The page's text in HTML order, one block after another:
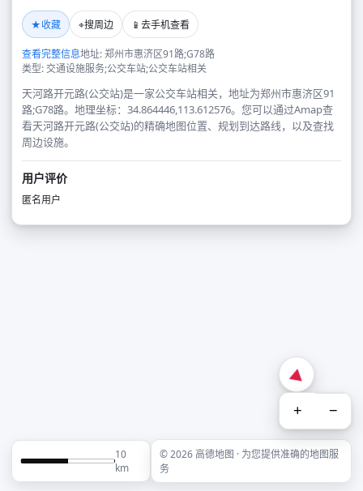
★收藏 ⌖搜周边 📱 去手机查看
查看完整信息地址: 郑州市惠济区91路;G78路
类型: 交通设施服务;公交车站;公交车站相关
天河路开元路(公交站)是一家公交车站相关，地址为郑州市惠济区91
路;G78路。地理坐标：34.864446,113.612576。您可以通过Amap查
看天河路开元路(公交站)的精确地图位置、规划到达路线，以及查找
周边设施。
用户评价
匿名用户
+ −
10
km
© 2026 高德地图 · 为您提供准确的地图服
务